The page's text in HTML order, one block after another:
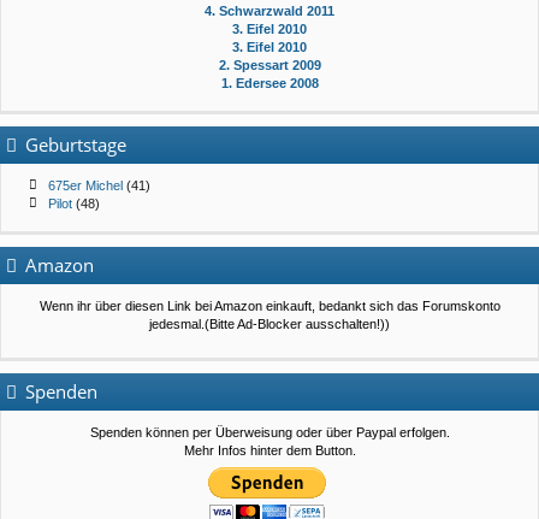
4. Schwarzwald 2011
3. Eifel 2010
3. Eifel 2010
2. Spessart 2009
1. Edersee 2008
Geburtstage
675er Michel(41)
Pilot(48)
Amazon
Wenn ihr über diesen Link bei Amazon einkauft, bedankt sich das Forumskonto
jedesmal.(Bitte Ad-Blocker ausschalten!))
Spenden
Spenden können per Überweisung oder über Paypal erfolgen.
Mehr Infos hinter dem Button.